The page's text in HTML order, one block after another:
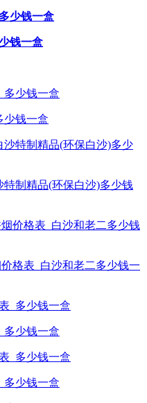
少钱一盒
钱一盒
少钱一盒
制精品(环保白沙)多少钱
格表_白沙和老二多少钱一
多少钱一盒
多少钱一盒